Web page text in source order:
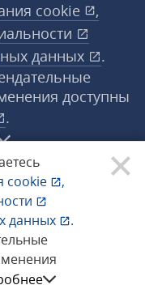
cookie
,
данных
.
cookie
,
данных
.
доступны
.
Все права